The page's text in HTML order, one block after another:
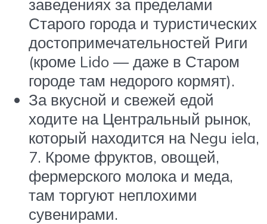
заведениях за пределами
Старого города и туристических
достопримечательностей Риги
(кроме Lido — даже в Старом
городе там недорого кормят).
За вкусной и свежей едой
ходите на Центральный рынок,
который находится на Negu iela,
7. Кроме фруктов, овощей,
фермерского молока и меда,
там торгуют неплохими
сувенирами.